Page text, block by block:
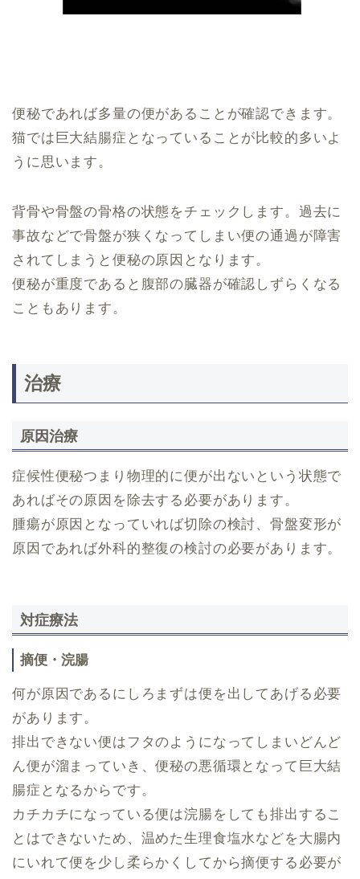
便秘であれば多量の便があることが確認できます。
猫では巨大結腸症となっていることが比較的多いよ
うに思います。
背骨や骨盤の骨格の状態をチェックします。過去に
事故などで骨盤が狭くなってしまい便の通過が障害
されてしまうと便秘の原因となります。
便秘が重度であると腹部の臓器が確認しずらくなる
こともあります。
治療
原因治療
症候性便秘つまり物理的に便が出ないという状態で
あればその原因を除去する必要があります。
腫瘍が原因となっていれば切除の検討、骨盤変形が
原因であれば外科的整復の検討の必要があります。
対症療法
摘便・浣腸
何が原因であるにしろまずは便を出してあげる必要
があります。
排出できない便はフタのようになってしまいどんど
ん便が溜まっていき、便秘の悪循環となって巨大結
腸症となるからです。
カチカチになっている便は浣腸をしても排出するこ
とはできないため、温めた生理食塩水などを大腸内
にいれて便を少し柔らかくしてから摘便する必要が